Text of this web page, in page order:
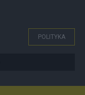
POLITYKA